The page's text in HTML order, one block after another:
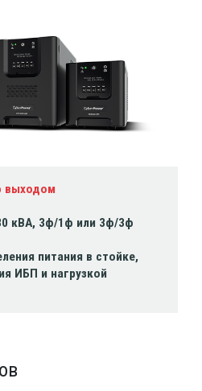
выходом
кВА, 3ф/1ф или 3ф/3ф
питания в стойке,
ИБП и нагрузкой